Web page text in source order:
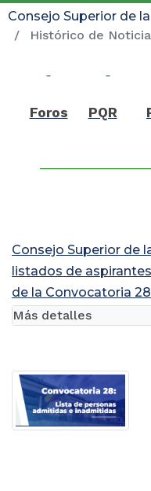
Consejo Superior de
Histórico de
Foros PQR
Consejo Superior de
listados de
de la Convocatoria 28
Más detalles